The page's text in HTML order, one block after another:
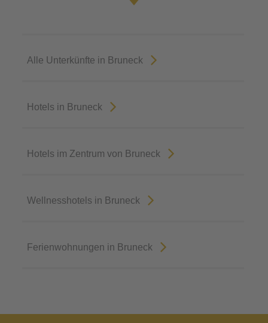
Alle Unterkünfte in Bruneck
Hotels in Bruneck
Hotels im Zentrum von Bruneck
Wellnesshotels in Bruneck
Ferienwohnungen in Bruneck